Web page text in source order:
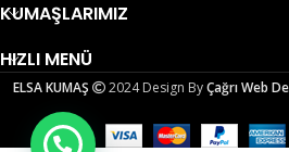
KUMAŞLARIMIZ
HIZLI MENÜ
ELSA KUMAŞ 2024 Design ByÇağrı Web